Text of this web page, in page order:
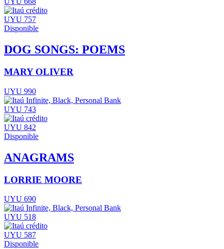
UYU 757
Disponible
DOG SONGS: POEMS
MARY OLIVER
UYU 990
UYU 743
UYU 842
Disponible
ANAGRAMS
LORRIE MOORE
UYU 690
UYU 518
UYU 587
Disponible